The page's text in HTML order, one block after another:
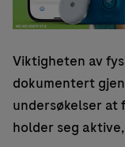
Viktigheten av
dokumentert
undersøkelser
holder seg